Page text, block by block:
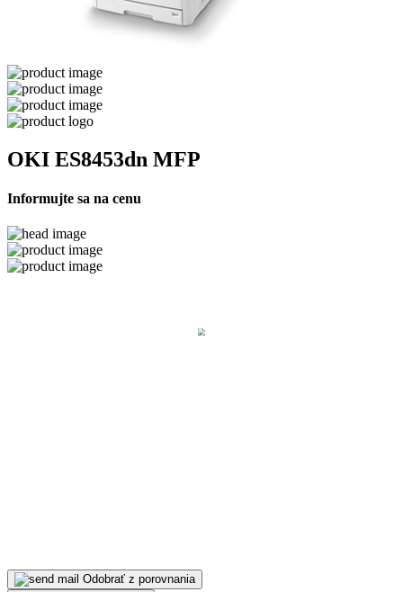
OKI ES8453dn MFP
Informujte sa na cenu
Odobrať z porovnania